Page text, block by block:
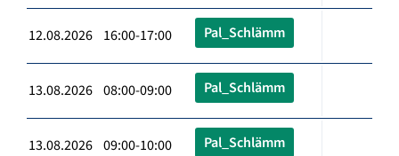
12.08.2026 16:00-17:00 Pal_Schlämm
13.08.2026 08:00-09:00 Pal_Schlämm
13.08.2026 09:00-10:00 Pal_Schlämm